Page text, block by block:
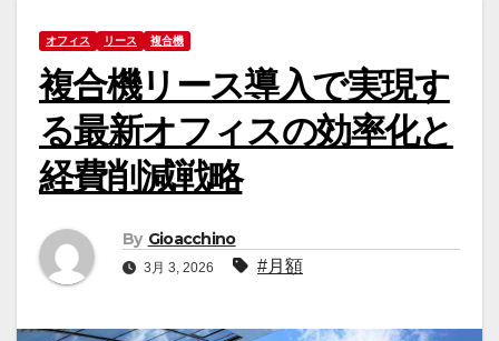
オフィス リース 複合機
複合機リース導入で実現す
る最新オフィスの効率化と
経費削減戦略
By Gioacchino
3月 3, 2026 #月額